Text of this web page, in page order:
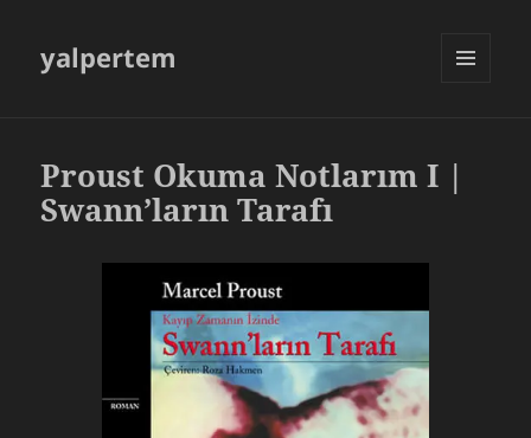
yalpertem
Proust Okuma Notlarım I |
Swann’ların Tarafı